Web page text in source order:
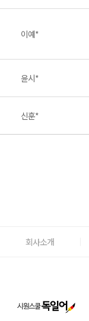
이예*
윤시*
신훈*
회사소개